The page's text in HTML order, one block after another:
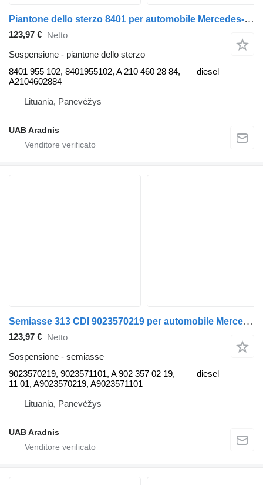
Piantone dello sterzo 8401 per automobile Mercedes-Benz E T-Model (S210)
123,97 € Netto
Sospensione - piantone dello sterzo
8401 955 102, 8401955102, A 210 460 28 84,
A2104602884
diesel
Lituania, Panevėžys
UAB Aradnis
Semiasse 313 CDI 9023570219 per automobile Mercedes-Benz SPRINTER 3-t (903)
123,97 € Netto
Sospensione - semiasse
9023570219, 9023571101, A 902 357 02 19,
11 01, A9023570219, A9023571101
diesel
Lituania, Panevėžys
UAB Aradnis